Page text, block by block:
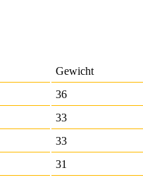
Gewicht
36
33
33
31